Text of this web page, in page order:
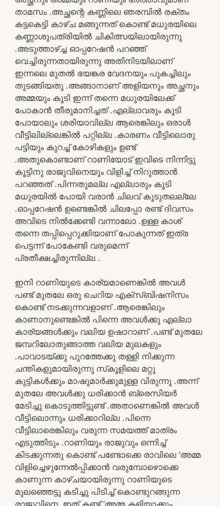
താമസം .അച്ഛന്റെ കണ്ണിലെ ഞരമ്പിൽ രക്തം
കട്ടകെട്ടി കാഴ്ച മങ്ങുന്നത് കൊണ്ട് മധുരയിലെ
കണ്ണാശുപത്രിയിൽ ചികിത്സയിലായിരുന്നു
.അടുത്താഴ്‌ച്ച ഓപ്പറേഷൻ പറഞ്ഞ്
വെച്ചിരുന്നതായിരുന്നു അതിനിടയിലാണ്
ഇന്നലെ മുതൽ ഭയങ്കര വേദനയും പുകച്ചിലും
തുടങ്ങിയതു .അങ്ങാനാണ് അളിയനും അച്ഛനും
അമ്മയും കൂടി ഇന്ന് തന്നെ മധുരയിലേക്ക്
പോകാൻ തീരുമാനിച്ചത് .എല്ലാവരും കൂടി
പോയാലും ശരിയാവില്ല ആരെങ്കിലും ഒരാൾ
വീട്ടിലില്ലെങ്കിൽ പറ്റില്ല .കാരണം വീട്ടിലൊരു
പട്ടിയും കുറച്ച് കോഴികളും ഉണ്ട്
.അതുകൊണ്ടാണ് റാണിയോട് ഇവിടെ നിന്നിട്ടു
കൂട്ടിനു രാജുവിനെയും വിളിച്ച് നിറുത്താൻ
പറഞ്ഞത് .പിന്നതുമല്ല എല്ലാരും കൂടി
മധുരയിൽ പോയി വരാൻ ചിലവ് കൂടുതലല്ലേ
.ഓപ്പറേഷൻ ഉണ്ടെങ്കിൽ ചിലപ്പോ രണ്ട് ദിവസം
അവിടെ നിൽക്കേണ്ടി വന്നാലോ .ഉള്ള കാശ്
തന്നെ തപ്പിപ്പെറുക്കിയാണ് പോകുന്നത് ഇത്ര
പെട്ടന്ന് പോകേണ്ടി വരുമെന്ന്
പ്രതീക്ഷച്ചിരുന്നില്ല .
ഇനി റാണിയുടെ കാര്യമാണെങ്കിൽ അവൾ
പണ്ട് മുതലേ ഒരു ചെറിയ എക്‌സ്ബിഷനിസം
കൊണ്ട് നടക്കുന്നവളാണ് .ആരെങ്കിലും
കാണാനുണ്ടെങ്കിൽ പിന്നെ അവൾക്കു എല്ലാ
കാര്യങ്ങൾക്കും വലിയ ഉഷാറാണ് .പണ്ട് മുതലേ
ജമ്പറിലോതുങ്ങാത്ത വലിയ മുലകളും
.പാവാടയ്ക്കു പുറത്തേക്കു തള്ളി നിക്കുന്ന
ചന്തികളുമായിരുന്നു സ്‌കൂളിലെ മറ്റു
കുട്ടികൾക്കും മാഷുമാർക്കുമുള്ള വിരുന്നു .അന്ന്
മുതലേ അവൾക്കു ധരിക്കാൻ ബ്രെസിയർ
മേടിച്ചു കൊടുത്തിട്ടുണ്ട് .അതാണെങ്കിൽ അവൾ
വീട്ടിലൊന്നും ധരിക്കാറില്ല .പിന്നെ
വീട്ടിലാരെങ്കിലും വരുന്ന സമയത്ത് മാത്രം
എടുത്തിടും .റാണിയും രാജുവും ഒന്നിച്ച്
കിടക്കുന്നതു കൊണ്ട് പണ്ടോക്കെ രാവിലെ ‘അമ്മ
വിളിച്ചെഴുന്നേൽപ്പിക്കാൻ വരുമ്പോഴൊക്കെ
കാണുന്ന കാഴ്ചയായിരുന്നു റാണിയുടെ
മുലഞ്ഞെട്ടു കടിച്ചു പിടിച്ച് കൊണ്ടുറങ്ങുന്ന
രാജുവിനെ .ഇത് കണ്ട് ‘അമ്മ കളിയാക്കും